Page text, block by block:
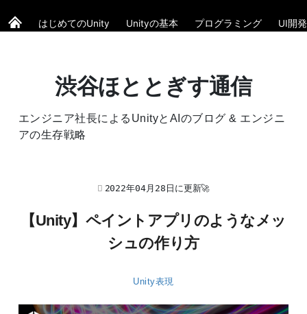
はじめてのUnity Unityの基本 プログラミング UI開発
渋谷ほととぎす通信
エンジニア社長によるUnityとAIのブログ & エンジニ
アの生存戦略
2022年04月28日に更新🚀
【Unity】ペイントアプリのようなメッ
シュの作り方
Unity表現